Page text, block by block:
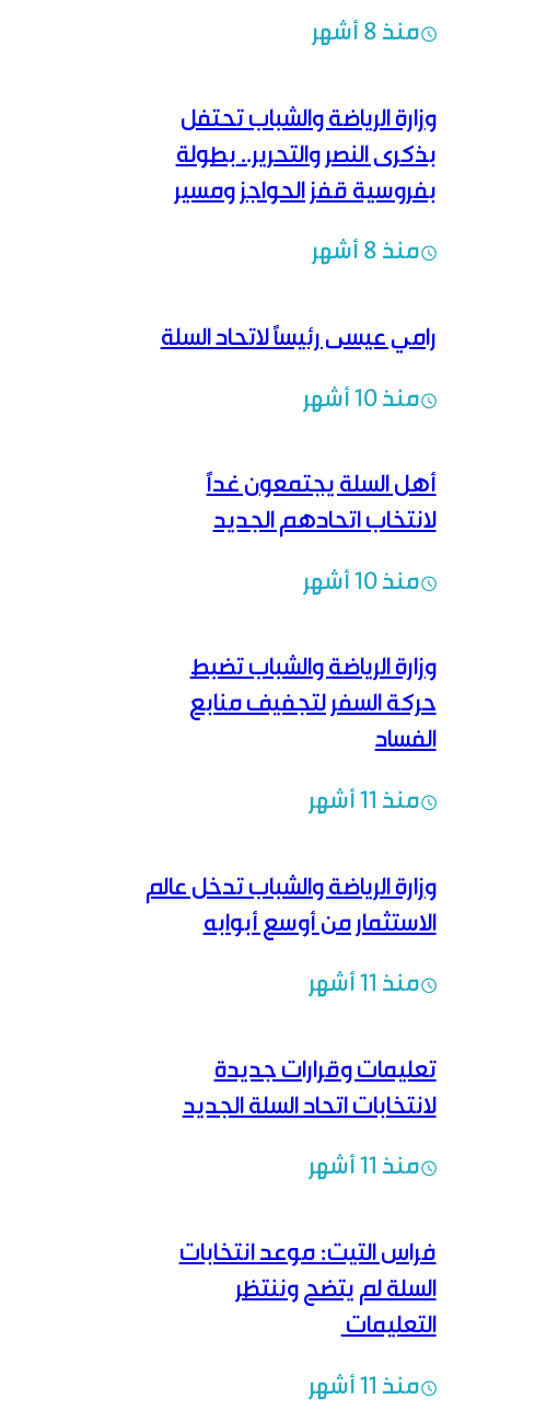
منذ 8 أشهر
وزارة الرياضة والشباب تحتفل
بذكرى النصر والتحرير.. بطولة
بفروسية قفز الحواجز ومسير
منذ 8 أشهر
رامي عيسى رئيساً لاتحاد السلة
منذ 10 أشهر
أهل السلة يجتمعون غداً
لانتخاب اتحادهم الجديد
منذ 10 أشهر
وزارة الرياضة والشباب تضبط
حركة السفر لتجفيف منابع
الفساد
منذ 11 أشهر
وزارة الرياضة والشباب تدخل عالم
الاستثمار من أوسع أبوابه
منذ 11 أشهر
تعليمات وقرارات جديدة
لانتخابات اتحاد السلة الجديد
منذ 11 أشهر
فراس التيت: موعد انتخابات
السلة لم يتضح وننتظر
التعليمات
منذ 11 أشهر